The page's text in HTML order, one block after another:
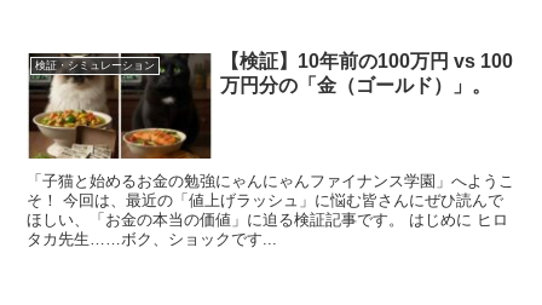
検証・シミュレーション
【検証】10年前の100万円 vs 100
万円分の「金（ゴールド）」。
「子猫と始めるお金の勉強にゃんにゃんファイナンス学園」へようこ
そ！ 今回は、最近の「値上げラッシュ」に悩む皆さんにぜひ読んで
ほしい、「お金の本当の価値」に迫る検証記事です。 はじめに ヒロ
タカ先生……ボク、ショックです...